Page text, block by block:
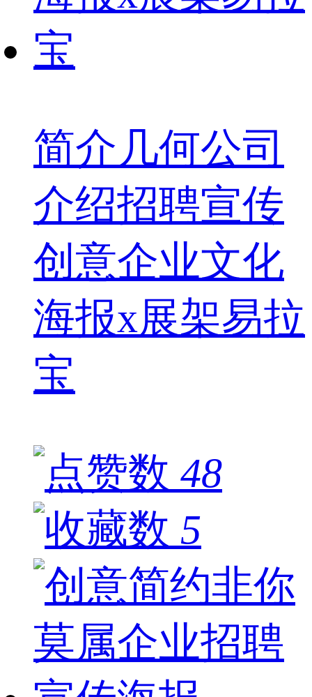
简介几何公司
介绍招聘宣传
创意企业文化
海报x展架易拉
宝
48
5